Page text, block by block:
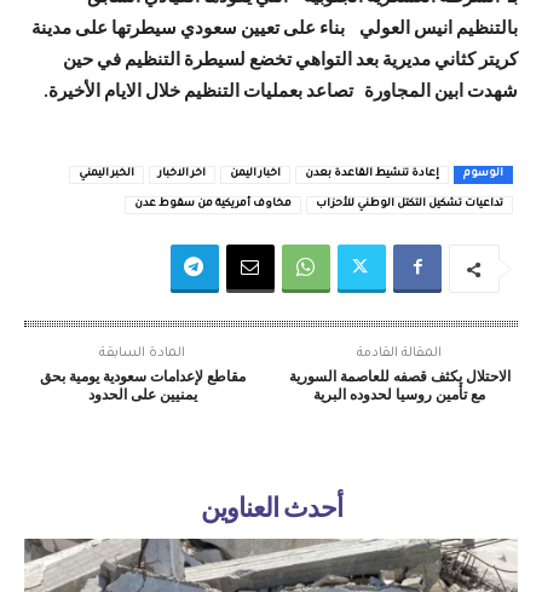
بالتنظيم انيس العولي بناء على تعيين سعودي سيطرتها على مدينة
كريتر كثاني مديرية بعد التواهي تخضع لسيطرة التنظيم في حين
شهدت ابين المجاورة تصاعد بعمليات التنظيم خلال الايام الأخيرة.
الوسوم إعادة تنشيط القاعدة بعدن اخبار اليمن اخر الاخبار الخبر اليمني
تداعيات تشكيل التكتل الوطني للأحزاب مخاوف أمريكية من سقوط عدن
المادة السابقة
مقاطع لإعدامات سعودية يومية بحق
يمنيين على الحدود
المقالة القادمة
الاحتلال يكثف قصفه للعاصمة السورية
مع تأمين روسيا لحدوده البرية
أحدث العناوين